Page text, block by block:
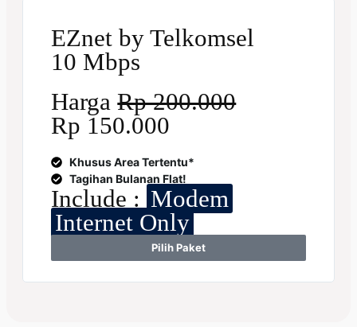
EZnet by Telkomsel
10 Mbps
HargaRp 200.000
Rp 150.000
Khusus Area Tertentu*
Tagihan Bulanan Flat!
Include : Modem
Internet Only
Pilih Paket